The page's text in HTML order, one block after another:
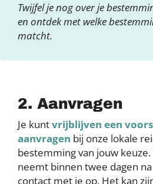
Twijfel je nog over je
en ontdek met welke
matcht.
2. Aanvragen
Je kuntvrijblijven een
aanvragen bij onze lokale
bestemming van jouw
neemt binnen twee dagen
contact met je op. Het kan